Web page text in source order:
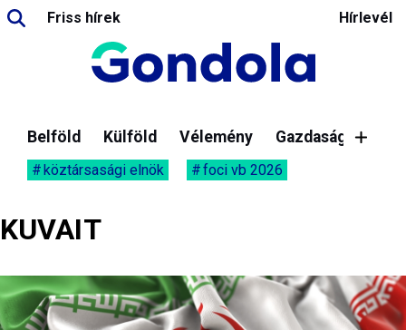
Friss hírek Hírlevél
Belföld Külföld Vélemény Gazdaság
köztársasági elnök foci vb 2026
KUVAIT